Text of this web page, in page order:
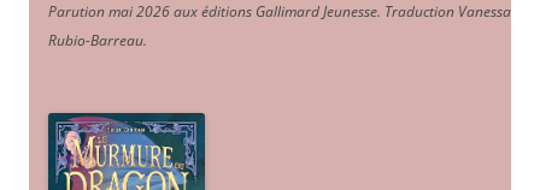
Parution mai 2026 aux éditions Gallimard Jeunesse. Traduction Vanessa
Rubio-Barreau.